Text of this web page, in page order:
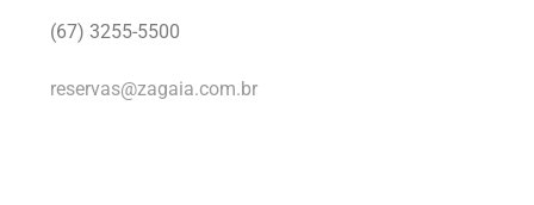
(67) 3255-5500
reservas@zagaia.com.br